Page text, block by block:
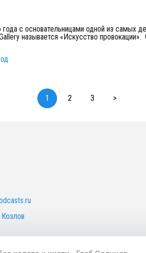
с основательницами одной из самых
называется «Искусство
1 2 3 >